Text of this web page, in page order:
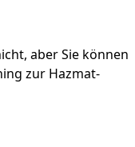
aber Sie können
zur Hazmat-